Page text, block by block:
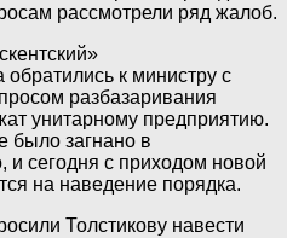
рассмотрели ряд жалоб.
обратились к министру с
разбазаривания
унитарному предприятию.
было загнано в
и сегодня с приходом новой
на наведение порядка.
Толстикову навести